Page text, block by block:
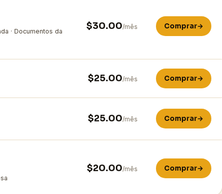
· Documentos da
$30.00/mês Comprar→
$25.00/mês Comprar→
$25.00/mês Comprar→
$20.00/mês Comprar→